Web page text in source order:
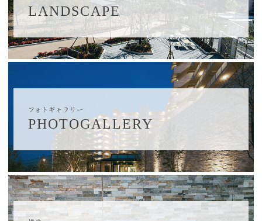
LANDSCAPE
フォトギャラリー
PHOTOGALLERY